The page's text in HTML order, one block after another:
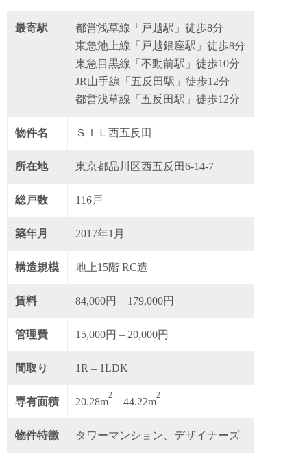
最寄駅
都営浅草線「戸越駅」徒歩8分
東急池上線「戸越銀座駅」徒歩8分
東急目黒線「不動前駅」徒歩10分
JR山手線「五反田駅」徒歩12分
都営浅草線「五反田駅」徒歩12分
物件名 ＳＩＬ西五反田
所在地 東京都品川区西五反田6-14-7
総戸数 116戸
築年月 2017年1月
構造規模 地上15階 RC造
賃料 84,000円 – 179,000円
管理費 15,000円 – 20,000円
間取り 1R – 1LDK
専有面積 20.28m
2
– 44.22m
2
物件特徴 タワーマンション、デザイナーズ